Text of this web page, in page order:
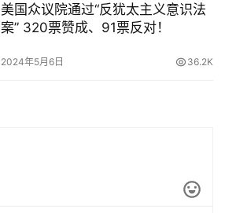
美国众议院通过“反犹太主义意识法
案” 320票赞成、91票反对！
2024年5月6日 36.2K